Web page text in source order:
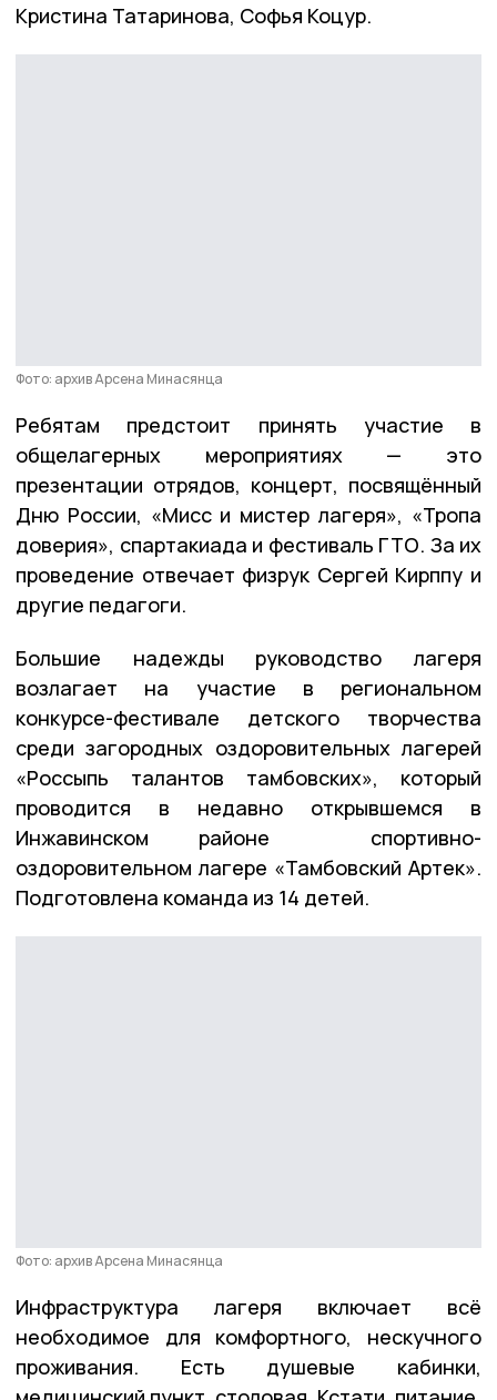
Кристина Татаринова, Софья Коцур.
Фото: архив Арсена Минасянца
Ребятам предстоит принять участие в
общелагерных мероприятиях — это
презентации отрядов, концерт, посвящённый
Дню России, «Мисс и мистер лагеря», «Тропа
доверия», спартакиада и фестиваль ГТО. За их
проведение отвечает физрук Сергей Кирппу и
другие педагоги.
Большие надежды руководство лагеря
возлагает на участие в региональном
конкурсе-фестивале детского творчества
среди загородных оздоровительных лагерей
«Россыпь талантов тамбовских», который
проводится в недавно открывшемся в
Инжавинском районе спортивно-
оздоровительном лагере «Тамбовский Артек».
Подготовлена команда из 14 детей.
Фото: архив Арсена Минасянца
Инфраструктура лагеря включает всё
необходимое для комфортного, нескучного
проживания. Есть душевые кабинки,